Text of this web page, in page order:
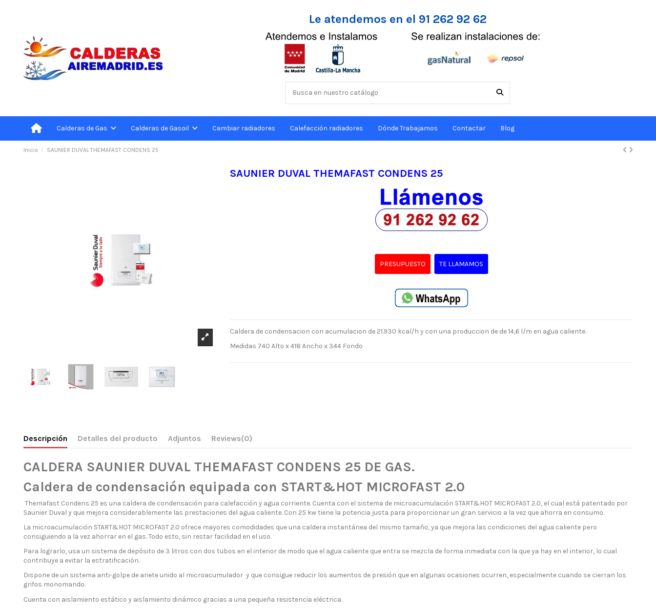
Le atendemos en el 91 262 92 62
Calderas de Gas Calderas de Gasoil Cambiar radiadores Calefacción radiadores Dónde Trabajamos Contactar Blog
Inicio SAUNIER DUVAL THEMAFAST CONDENS 25
SAUNIER DUVAL THEMAFAST CONDENS 25
PRESUPUESTO TE LLAMAMOS
Caldera de condensacion con acumulacion de 21.930 kcal/h y con una produccion de de 14,6 l/m en agua caliente.
Medidas 740 Alto x 418 Ancho x 344 Fondo
Descripción Detalles del producto Adjuntos Reviews(0)
CALDERA SAUNIER DUVAL THEMAFAST CONDENS 25 DE GAS.
Caldera de condensación equipada con START&HOT MICROFAST 2.0
Themafast Condens 25 es una caldera de condensación para calefacción y agua corriente. Cuenta con el sistema de microacumulación START&HOT MICROFAST 2.0, el cual está patentado por
Saunier Duval y que mejora considerablemente las prestaciones del agua caliente. Con 25 kw tiene la potencia justa para proporcionar un gran servicio a la vez que ahorra en consumo.
La microacumulación START&HOT MICROFAST 2.0 ofrece mayores comodidades que una caldera instantánea del mismo tamaño, ya que mejora las condiciones del agua caliente pero
consiguiendo a la vez ahorrar en el gas. Todo esto, sin restar facilidad en el uso.
Para lograrlo, usa un sistema de depósito de 3 litros con dos tubos en el interior de modo que el agua caliente que entra se mezcla de forma inmediata con la que ya hay en el interior, lo cual
contribuye a evitar la estratificación.
Dispone de un sistema anti-golpe de ariete unido al microacumulador y que consigue reducir los aumentos de presión que en algunas ocasiones ocurren, especialmente cuando se cierran los
grifos monomando.
Cuenta con aislamiento estático y aislamiento dinámico gracias a una pequeña resistencia eléctrica.